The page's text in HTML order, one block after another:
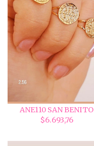
ANE110 SAN BENITO
$6.693,76